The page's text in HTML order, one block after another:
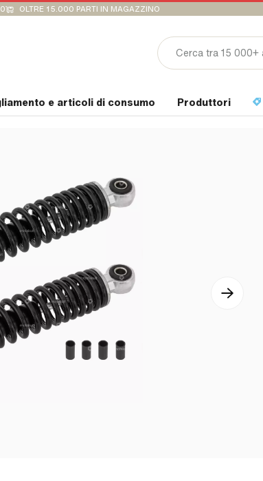
OLTRE 15.000 PARTI IN MAGAZZINO
e articoli di consumo Produttori